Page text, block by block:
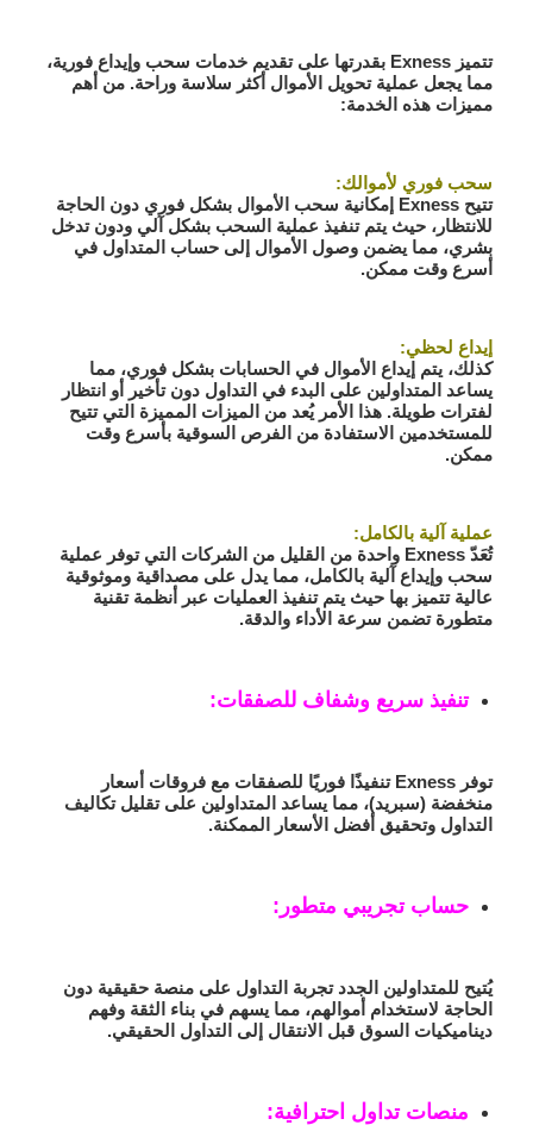
تتميز Exness بقدرتها على تقديم خدمات سحب وإيداع فورية،
مما يجعل عملية تحويل الأموال أكثر سلاسة وراحة. من أهم
مميزات هذه الخدمة:
سحب فوري لأموالك:
تتيح Exness إمكانية سحب الأموال بشكل فوري دون الحاجة
للانتظار، حيث يتم تنفيذ عملية السحب بشكل آلي ودون تدخل
بشري، مما يضمن وصول الأموال إلى حساب المتداول في
أسرع وقت ممكن.
إيداع لحظي:
كذلك، يتم إيداع الأموال في الحسابات بشكل فوري، مما
يساعد المتداولين على البدء في التداول دون تأخير أو انتظار
لفترات طويلة. هذا الأمر يُعد من الميزات المميزة التي تتيح
للمستخدمين الاستفادة من الفرص السوقية بأسرع وقت
ممكن.
عملية آلية بالكامل:
تُعَدّ Exness واحدة من القليل من الشركات التي توفر عملية
سحب وإيداع آلية بالكامل، مما يدل على مصداقية وموثوقية
عالية تتميز بها حيث يتم تنفيذ العمليات عبر أنظمة تقنية
متطورة تضمن سرعة الأداء والدقة.
تنفيذ سريع وشفاف للصفقات:
توفر Exness تنفيذًا فوريًا للصفقات مع فروقات أسعار
منخفضة (سبريد)، مما يساعد المتداولين على تقليل تكاليف
التداول وتحقيق أفضل الأسعار الممكنة.
حساب تجريبي متطور:
يُتيح للمتداولين الجدد تجربة التداول على منصة حقيقية دون
الحاجة لاستخدام أموالهم، مما يسهم في بناء الثقة وفهم
ديناميكيات السوق قبل الانتقال إلى التداول الحقيقي.
منصات تداول احترافية: